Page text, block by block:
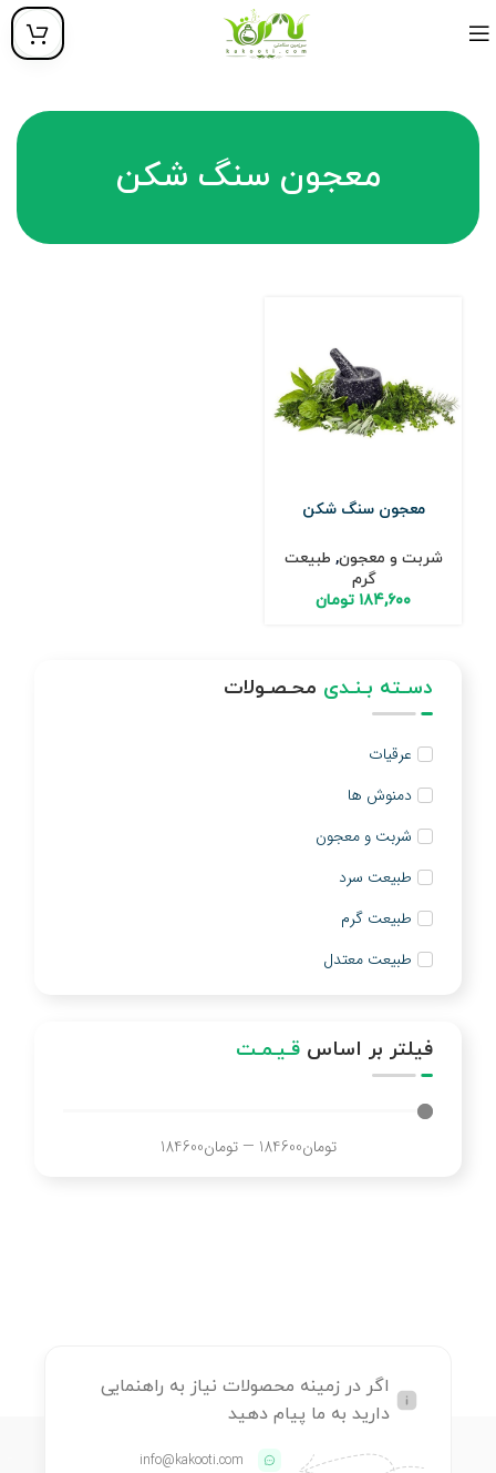
معجون سنگ شکن
دسـته بـنـدی محـصـولات
عرقیات
دمنوش ها
شربت و معجون
طبیعت سرد
طبیعت گرم
طبیعت معتدل
فیلتر بر اساس قـیـمـت
تومان184600
—تومان184600
معجون سنگ شکن
شربت و معجون, طبیعت
گرم
۱۸۴,۶۰۰ تومان
اگر در زمینه محصولات نیاز به راهنمایی
دارید به ما پیام دهید
info@kakooti.com